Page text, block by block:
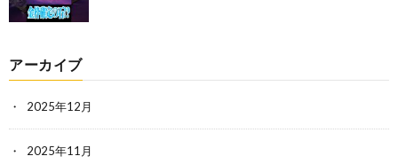
アーカイブ
2025年12月
2025年11月